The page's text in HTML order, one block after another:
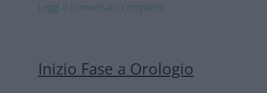
Leggi il comunicato completo!
Inizio Fase a Orologio